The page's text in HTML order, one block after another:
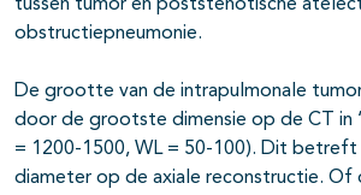
tussen tumor en poststenotische
obstructiepneumonie.
De grootte van de intrapulmonale
door de grootste dimensie op de CT in
= 1200-1500, WL = 50-100). Dit
diameter op de axiale reconstructie. Of